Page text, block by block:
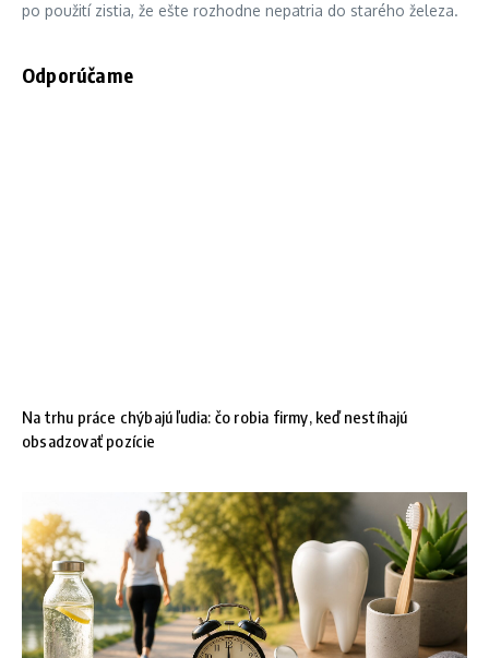
po použití zistia, že ešte rozhodne nepatria do starého železa.
Odporúčame
Na trhu práce chýbajú ľudia: čo robia firmy, keď nestíhajú
obsadzovať pozície